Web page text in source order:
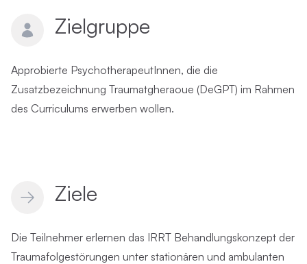
Zielgruppe
Approbierte PsychotherapeutInnen, die die
Zusatzbezeichnung Traumatgheraoue (DeGPT) im Rahmen
des Curriculums erwerben wollen.
Ziele
Die Teilnehmer erlernen das IRRT Behandlungskonzept der
Traumafolgestörungen unter stationären und ambulanten